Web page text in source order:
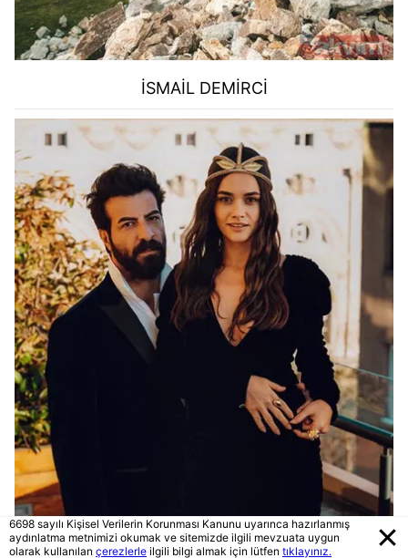
İSMAİL DEMİRCİ
6698 sayılı Kişisel Verilerin Korunması Kanunu uyarınca hazırlanmış
aydınlatma metnimizi okumak ve sitemizde ilgili mevzuata uygun
olarak kullanılan çerezlerle ilgili bilgi almak için lütfen tıklayınız.